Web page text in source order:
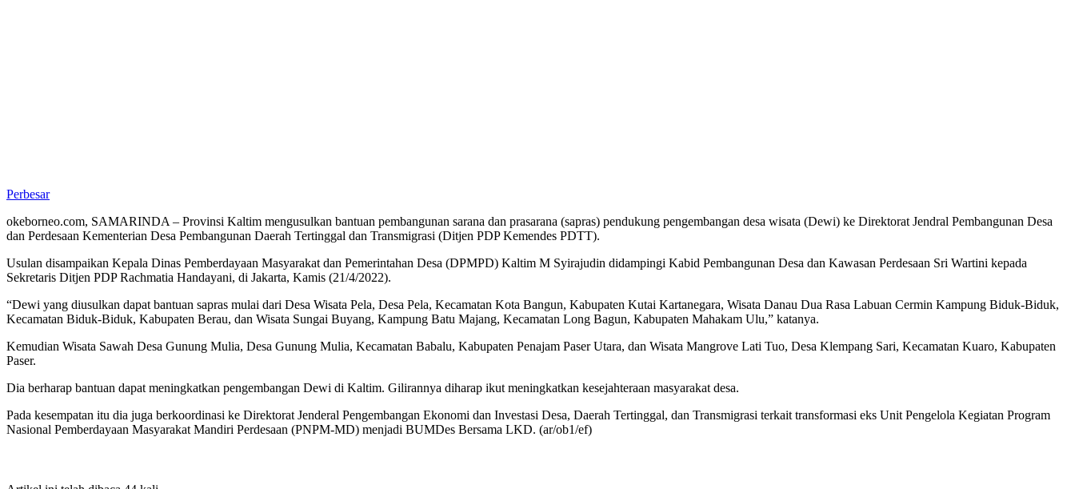
Perbesar
okeborneo.com, SAMARINDA – Provinsi Kaltim mengusulkan bantuan pembangunan sarana dan prasarana (sapras) pendukung pengembangan desa wisata (Dewi) ke Direktorat Jendral Pembangunan Desa
dan Perdesaan Kementerian Desa Pembangunan Daerah Tertinggal dan Transmigrasi (Ditjen PDP Kemendes PDTT).
Usulan disampaikan Kepala Dinas Pemberdayaan Masyarakat dan Pemerintahan Desa (DPMPD) Kaltim M Syirajudin didampingi Kabid Pembangunan Desa dan Kawasan Perdesaan Sri Wartini kepada
Sekretaris Ditjen PDP Rachmatia Handayani, di Jakarta, Kamis (21/4/2022).
“Dewi yang diusulkan dapat bantuan sapras mulai dari Desa Wisata Pela, Desa Pela, Kecamatan Kota Bangun, Kabupaten Kutai Kartanegara, Wisata Danau Dua Rasa Labuan Cermin Kampung Biduk-Biduk,
Kecamatan Biduk-Biduk, Kabupaten Berau, dan Wisata Sungai Buyang, Kampung Batu Majang, Kecamatan Long Bagun, Kabupaten Mahakam Ulu,” katanya.
Kemudian Wisata Sawah Desa Gunung Mulia, Desa Gunung Mulia, Kecamatan Babalu, Kabupaten Penajam Paser Utara, dan Wisata Mangrove Lati Tuo, Desa Klempang Sari, Kecamatan Kuaro, Kabupaten
Paser.
Dia berharap bantuan dapat meningkatkan pengembangan Dewi di Kaltim. Gilirannya diharap ikut meningkatkan kesejahteraan masyarakat desa.
Pada kesempatan itu dia juga berkoordinasi ke Direktorat Jenderal Pengembangan Ekonomi dan Investasi Desa, Daerah Tertinggal, dan Transmigrasi terkait transformasi eks Unit Pengelola Kegiatan Program
Nasional Pemberdayaan Masyarakat Mandiri Perdesaan (PNPM-MD) menjadi BUMDes Bersama LKD. (ar/ob1/ef)